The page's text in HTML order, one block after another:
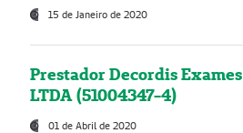
15 de Janeiro de 2020
Prestador Decordis
LTDA (51004347-4)
01 de Abril de 2020